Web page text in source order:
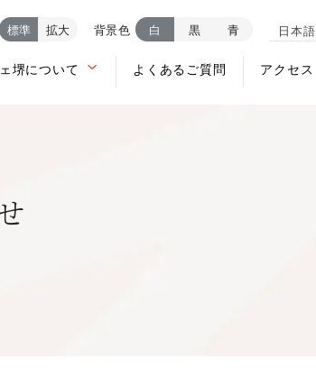
標準 拡大 背景色 白 黒 青 日本語
堺について よくあるご質問 アクセス